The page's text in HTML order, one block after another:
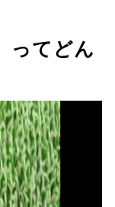
ってどん